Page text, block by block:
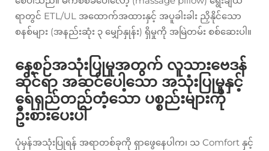
ရာတွင် ETL/UL အထောက်အထားနှင့် အပူခါးခါး ညှိနိုင်သော
စနစ်များ (အနည်းဆုံး ၃ မျှော်နှုန်း) ရှိမှုကို အမြဲတမ်း စစ်ဆေးပါ။
နေ့စဉ်အသုံးပြုမှုအတွက် လူသားဗေဒန်
ဆိုင်ရာ အဆင်ပေါ့သော အသုံးပြုမှုနှင့်
ရေရှည်တည်တံ့သော ပစ္စည်းများကို
ဦးစားပေးပါ
ပုံမှန်အသုံးပြုရန် အရာတစ်ခုကို ရှာဖွေနေပါက၊ သ Comfort နှင့်